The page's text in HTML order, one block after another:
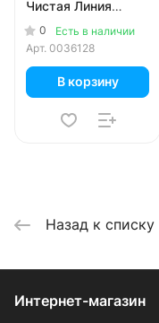
Чистая Линия
Пшеница и лен
Объем и сила для
ослабленных волос
380 мл
0
Есть в наличии
Арт. 0036128
В корзину
Назад к списку
Интернет-магазин